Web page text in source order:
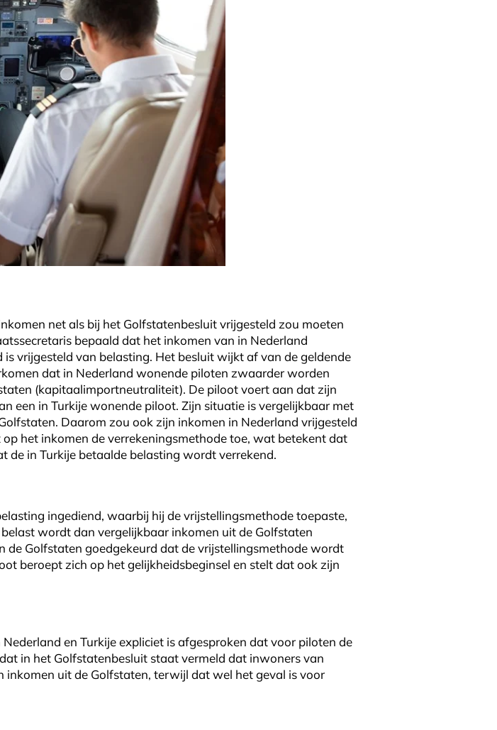
net als bij het Golfstatenbesluit vrijgesteld zou moeten
bepaald dat het inkomen van in Nederland
vrijgesteld van belasting. Het besluit wijkt af van de geldende
dat in Nederland wonende piloten zwaarder worden
(kapitaalimportneutraliteit). De piloot voert aan dat zijn
een in Turkije wonende piloot. Zijn situatie is vergelijkbaar met
Daarom zou ook zijn inkomen in Nederland vrijgesteld
het inkomen de verrekeningsmethode toe, wat betekent dat
de in Turkije betaalde belasting wordt verrekend.
ingediend, waarbij hij de vrijstellingsmethode toepaste,
wordt dan vergelijkbaar inkomen uit de Golfstaten
de Golfstaten goedgekeurd dat de vrijstellingsmethode wordt
beroept zich op het gelijkheidsbeginsel en stelt dat ook zijn
en Turkije expliciet is afgesproken dat voor piloten de
in het Golfstatenbesluit staat vermeld dat inwoners van
uit de Golfstaten, terwijl dat wel het geval is voor